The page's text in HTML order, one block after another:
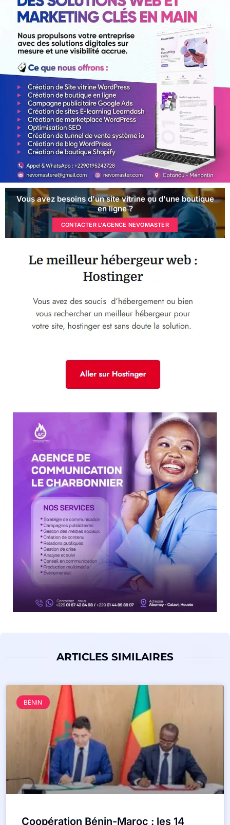
Vous avez besoins d'un site vitrine ou d'une boutique
en ligne ?
CONTACTER L'AGENCE NEVOMASTER
ARTICLES SIMILAIRES
BÉNIN
Coopération Bénin-Maroc : les 14